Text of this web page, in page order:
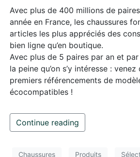
Avec plus de 400 millions de
année en France, les chaussures
articles les plus appréciés des
bien ligne qu’en boutique.
Avec plus de 5 paires par an et
la peine qu’on s’y intéresse :
premiers référencements de
écocompatibles !
Continue reading
Chaussures Produits